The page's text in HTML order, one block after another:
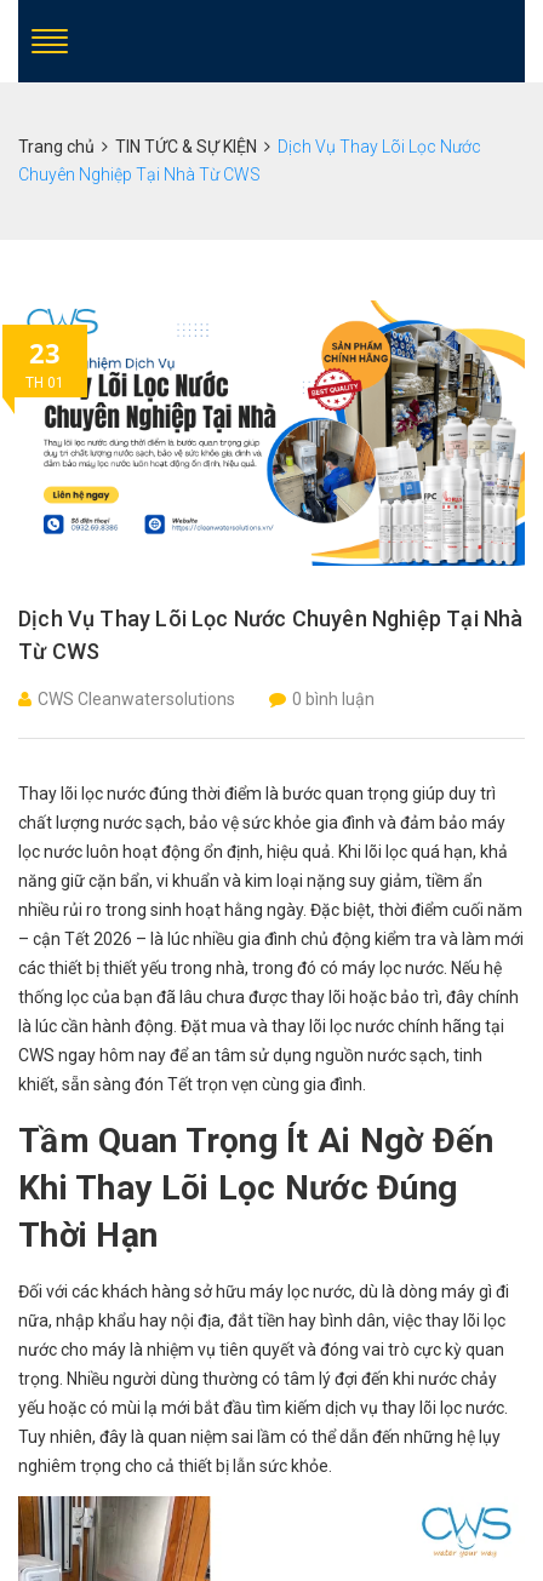
Trang chủ TIN TỨC & SỰ KIỆN
Dịch Vụ Thay Lõi Lọc Nước
Chuyên Nghiệp Tại Nhà Từ CWS
23
TH 01
Dịch Vụ Thay Lõi Lọc Nước Chuyên Nghiệp Tại Nhà
Từ CWS
CWS Cleanwatersolutions 0 bình luận
Thay lõi lọc nước đúng thời điểm là bước quan trọng giúp duy trì
chất lượng nước sạch, bảo vệ sức khỏe gia đình và đảm bảo máy
lọc nước luôn hoạt động ổn định, hiệu quả. Khi lõi lọc quá hạn, khả
năng giữ cặn bẩn, vi khuẩn và kim loại nặng suy giảm, tiềm ẩn
nhiều rủi ro trong sinh hoạt hằng ngày. Đặc biệt, thời điểm cuối năm
– cận Tết 2026 – là lúc nhiều gia đình chủ động kiểm tra và làm mới
các thiết bị thiết yếu trong nhà, trong đó có máy lọc nước. Nếu hệ
thống lọc của bạn đã lâu chưa được thay lõi hoặc bảo trì, đây chính
là lúc cần hành động. Đặt mua và thay lõi lọc nước chính hãng tại
CWS ngay hôm nay để an tâm sử dụng nguồn nước sạch, tinh
khiết, sẵn sàng đón Tết trọn vẹn cùng gia đình.
Tầm Quan Trọng Ít Ai Ngờ Đến
Khi Thay Lõi Lọc Nước Đúng
Thời Hạn
Đối với các khách hàng sở hữu máy lọc nước, dù là dòng máy gì đi
nữa, nhập khẩu hay nội địa, đắt tiền hay bình dân, việc thay lõi lọc
nước cho máy là nhiệm vụ tiên quyết và đóng vai trò cực kỳ quan
trọng. Nhiều người dùng thường có tâm lý đợi đến khi nước chảy
yếu hoặc có mùi lạ mới bắt đầu tìm kiếm dịch vụ thay lõi lọc nước.
Tuy nhiên, đây là quan niệm sai lầm có thể dẫn đến những hệ lụy
nghiêm trọng cho cả thiết bị lẫn sức khỏe.